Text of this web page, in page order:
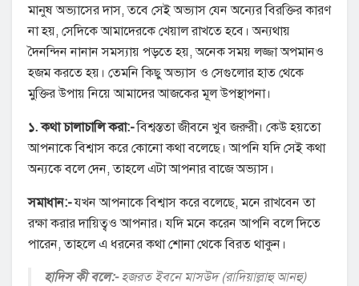
মানুষ অভ্যাসের দাস, তবে সেই অভ্যাস যেন অন্যের বিরক্তির কারণ
না হয়, সেদিকে আমাদেরকে খেয়াল রাখতে হবে। অন্যথায়
দৈনন্দিন নানান সমস্যায় পড়তে হয়, অনেক সময় লজ্জা অপমানও
হজম করতে হয়। তেমনি কিছু অভ্যাস ও সেগুলোর হাত থেকে
মুক্তির উপায় নিয়ে আমাদের আজকের মূল উপস্থাপনা।
১. কথা চালাচালি করা:-বিশ্বস্ততা জীবনে খুব জরুরী। কেউ হয়তো
আপনাকে বিশ্বাস করে কোনো কথা বলেছে। আপনি যদি সেই কথা
অন্যকে বলে দেন, তাহলে এটা আপনার বাজে অভ্যাস।
সমাধান:-যখন আপনাকে বিশ্বাস করে বলেছে, মনে রাখবেন তা
রক্ষা করার দায়িত্বও আপনার। যদি মনে করেন আপনি বলে দিতে
পারেন, তাহলে এ ধরনের কথা শোনা থেকে বিরত থাকুন।
হাদিস কী বলে:-হজরত ইবনে মাসউদ (রাদিয়াল্লাহু আনহু)